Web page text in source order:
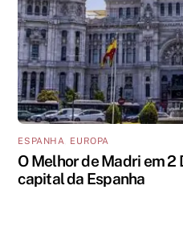
ESPANHA EUROPA
O Melhor de Madri em 2
capital da Espanha